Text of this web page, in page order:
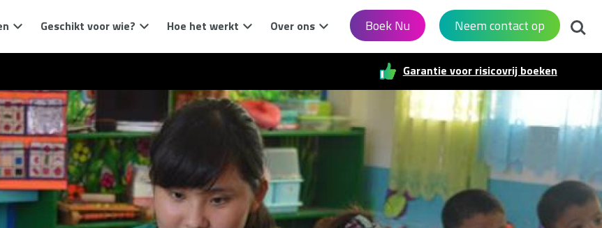
Geschikt voor wie? Hoe het werkt Over ons Boek Nu Neem contact op Zoek
Garantie voor risicovrij boeken